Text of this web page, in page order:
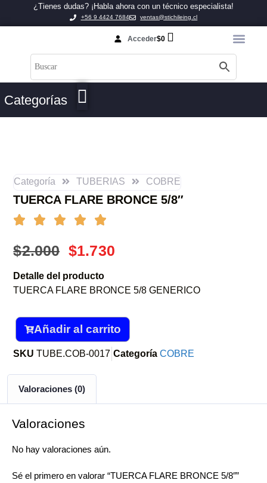
¿Tienes dudas? ¡Habla ahora con un técnico especialista!
+56 9 4424 7684 ventas@stichileing.cl
Acceder$0
Categorías
Categoría TUBERIAS COBRE
TUERCA FLARE BRONCE 5/8″
$2.000 $1.730
Detalle del producto
TUERCA FLARE BRONCE 5/8 GENERICO
Añadir al carrito
SKUTUBE.COB-0017 Categoría COBRE
Valoraciones (0)
Valoraciones
No hay valoraciones aún.
Sé el primero en valorar “TUERCA FLARE BRONCE 5/8″”